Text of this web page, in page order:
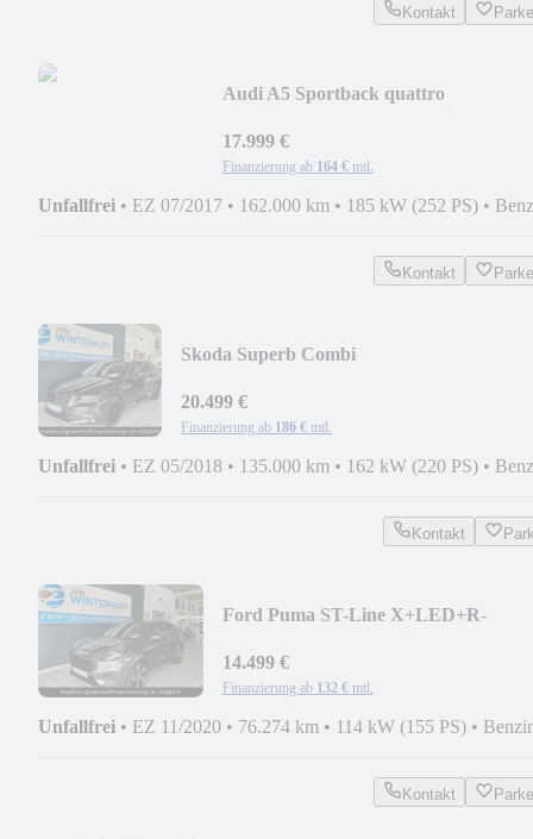
Kontakt
Audi A5 Sportback quattro
17.999 €
Finanzierung ab 164 € mtl.
Unfallfrei • EZ 07/2017 • 162.000 km • 185 kW (252 PS) •
Kontakt
Skoda Superb Combi
20.499 €
Finanzierung ab 186 € mtl.
Unfallfrei • EZ 05/2018 • 135.000 km • 162 kW (220 PS) •
Kontakt
Ford Puma ST-Line X+LED+R-
14.499 €
Finanzierung ab 132 € mtl.
Unfallfrei • EZ 11/2020 • 76.274 km • 114 kW (155 PS) •
Kontakt